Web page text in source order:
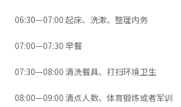
06:30—07:00 起床、洗漱、整理内务
07:00—07:30 早餐
07:30—08:00 清洗餐具、打扫环境卫生
08:00—09:00 清点人数、体育锻炼或者军训